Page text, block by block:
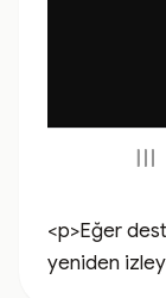
<p>Eğer
yeniden